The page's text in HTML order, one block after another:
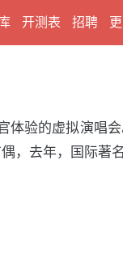
开测表 招聘
体验的虚拟演唱
，去年，国际著